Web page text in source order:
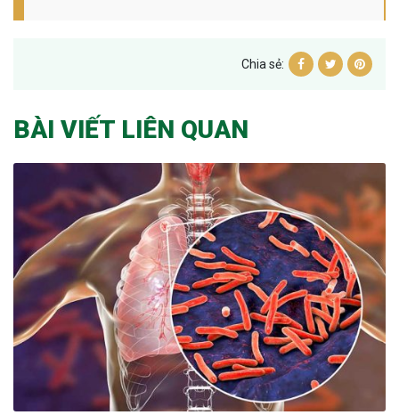
Chia sẻ:
BÀI VIẾT LIÊN QUAN